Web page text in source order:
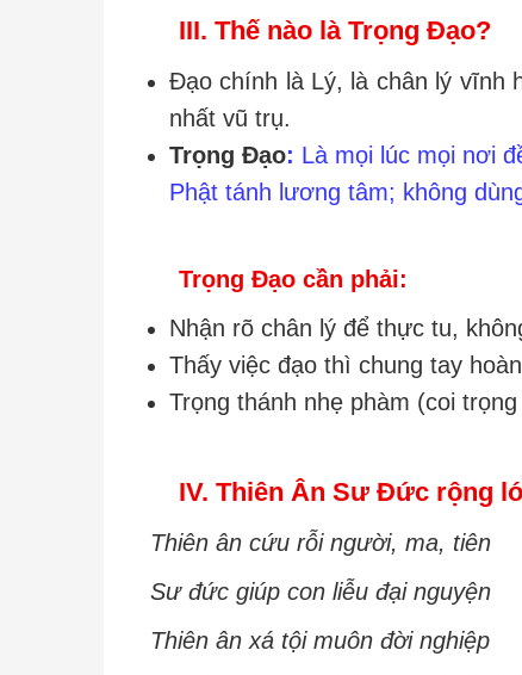
III. Thế nào là Trọng Đạo?
Đạo chính là Lý, là chân lý vĩnh
nhất vũ trụ.
Trọng Đạo: Là mọi lúc mọi nơi
Phật tánh lương tâm; không
Trọng Đạo cần phải:
Nhận rõ chân lý để thực tu,
Thấy việc đạo thì chung tay
Trọng thánh nhẹ phàm (coi
IV. Thiên Ân Sư Đức rộng
Thiên ân cứu rỗi người, ma, tiên
Sư đức giúp con liễu đại nguyện
Thiên ân xá tội muôn đời nghiệp